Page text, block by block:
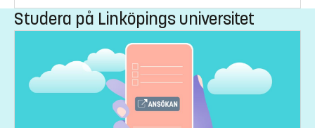
Studera på Linköpings universitet